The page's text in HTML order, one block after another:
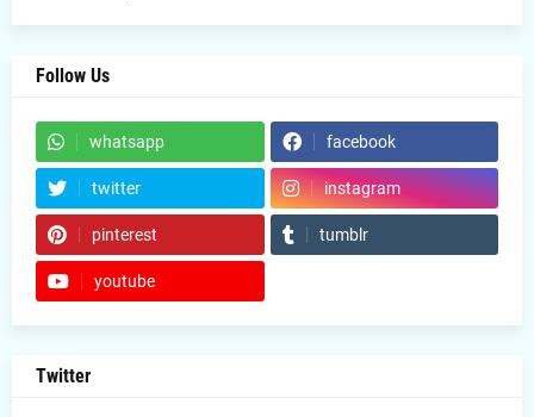
Follow Us
whatsapp facebook
twitter instagram
pinterest tumblr
youtube
Twitter